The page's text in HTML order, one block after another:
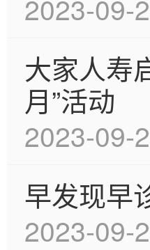
2023-09-
大家人寿
月”活动
2023-09-
早发现早
2023-09-